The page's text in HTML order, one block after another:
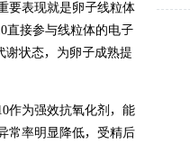
要表现就是卵子线粒体
直接参与线粒体的电子
谢状态，为卵子成熟提
作为强效抗氧化剂，能
常率明显降低，受精后